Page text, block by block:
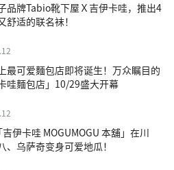
品牌Tabio靴下屋Ｘ吉伊卡哇，推出4
舒适的联名袜！
最可爱麵包店即将诞生！万众瞩目的
哇麵包店」10/29盛大开幕
伊卡哇 MOGUMOGU 本舖」在川
、乌萨奇变身可爱地瓜！